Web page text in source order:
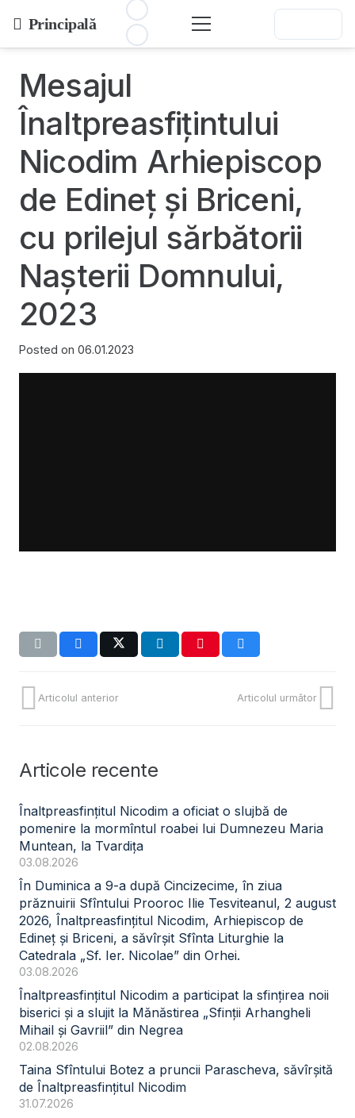
Principală
Mesajul
Înaltpreasfițintului
Nicodim Arhiepiscop
de Edineț și Briceni,
cu prilejul sărbătorii
Nașterii Domnului,
2023
Posted on 06.01.2023
Articolul anterior Articolul următor
Articole recente
Înaltpreasfințitul Nicodim a oficiat o slujbă de
pomenire la mormîntul roabei lui Dumnezeu Maria
Muntean, la Tvardița
03.08.2026
În Duminica a 9-a după Cincizecime, în ziua
prăznuirii Sfîntului Prooroc Ilie Tesviteanul, 2 august
2026, Înaltpreasfințitul Nicodim, Arhiepiscop de
Edineț și Briceni, a săvîrșit Sfînta Liturghie la
Catedrala „Sf. Ier. Nicolae” din Orhei.
03.08.2026
Înaltpreasfințitul Nicodim a participat la sfințirea noii
biserici și a slujit la Mănăstirea „Sfinții Arhangheli
Mihail și Gavriil” din Negrea
02.08.2026
Taina Sfîntului Botez a pruncii Parascheva, săvîrșită
de Înaltpreasfințitul Nicodim
31.07.2026